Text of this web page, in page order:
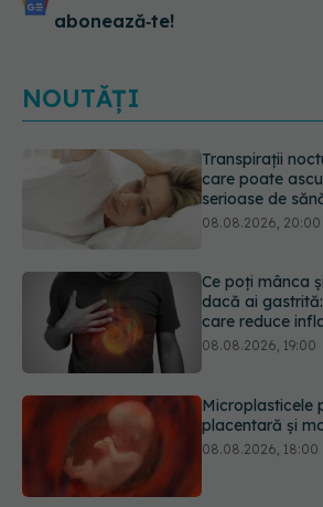
abonează‑te!
NOUTĂȚI
Ce poți mânca
dacă ai gastrită:
care reduce
Microplasticele
placentară și
08.08.2026, 18:00
Trucul genial cu
păr. Tot mai